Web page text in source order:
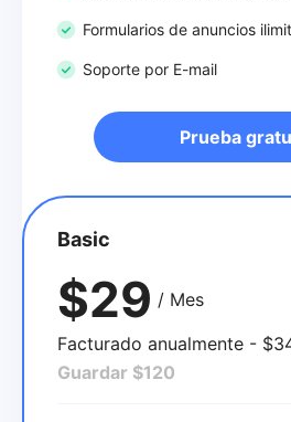
Formularios de anuncios
Soporte por E-mail
Prueba
Basic
$29 / Mes
Facturado anualmente -
Guardar $120